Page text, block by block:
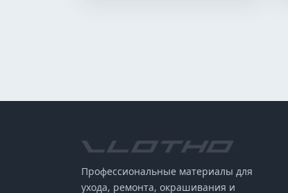
Профессиональные материалы для
ухода, ремонта, окрашивания и